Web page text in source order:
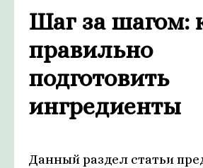
Шаг за шагом:
правильно
подготовить
ингредиенты
Данный раздел статьи